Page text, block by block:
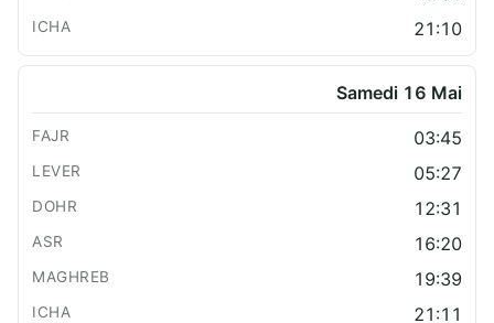
21:10
Samedi 16 Mai
03:45
05:27
12:31
16:20
19:39
21:11